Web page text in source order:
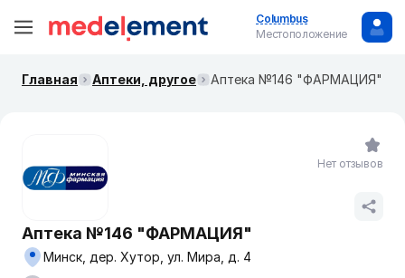
Columbus
Местоположение
Главная Аптеки, другое Аптека №146 "ФАРМАЦИЯ"
Аптека №146 "ФАРМАЦИЯ"
Минск, дер. Хутор, ул. Мира, д. 4
Нет отзывов